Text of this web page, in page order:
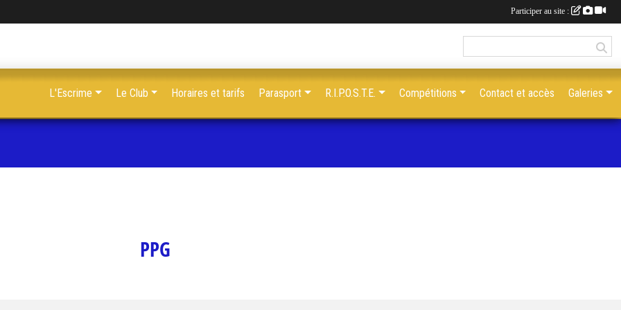
PPG
L'Escrime Le Club Horaires et tarifs Parasport R.I.P.O.S.T.E. Compétitions Contact et accès Galeries
Participer au site :